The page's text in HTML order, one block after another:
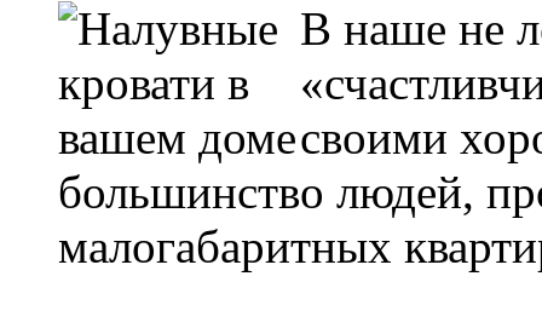
В наше не
своими
большинство людей,
малогабаритных